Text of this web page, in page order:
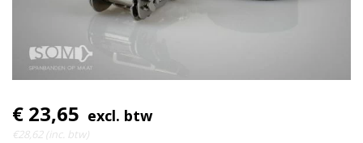
€ 23,65 excl. btw
€28,62 (inc. btw)